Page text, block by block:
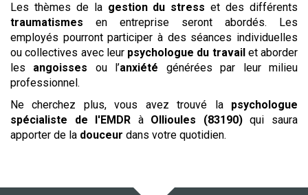
Les thèmes de la gestion du stress et des différents
traumatismes en entreprise seront abordés. Les
employés pourront participer à des séances individuelles
ou collectives avec leur psychologue du travail et aborder
les angoisses ou l’anxiété générées par leur milieu
professionnel.
Ne cherchez plus, vous avez trouvé la psychologue
spécialiste de l'EMDR à Ollioules (83190) qui saura
apporter de la douceur dans votre quotidien.